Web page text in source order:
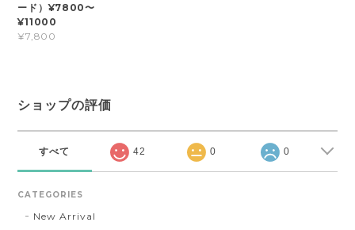
ード）¥7800〜
¥11000
¥7,800
ショップの評価
すべて 42 0 0
CATEGORIES
New Arrival